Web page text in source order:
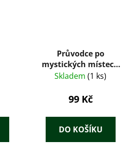
Průvodce po
mystických místech
světa – Sarah
2015)
Skladem (1 ks)
99 Kč
DO KOŠÍKU